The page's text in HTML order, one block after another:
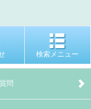
検索メニュー
問